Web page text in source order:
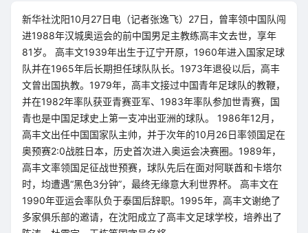
新华社沈阳10月27日电（记者张逸飞）27日，曾率领中国队闯
进1988年汉城奥运会的前中国男足主教练高丰文去世，享年
81岁。 高丰文1939年出生于辽宁开原，1960年进入国家足球
队并在1965年后长期担任球队队长。1973年退役以后，高丰
文曾出国执教。1979年，高丰文接过中国青年足球队的教鞭，
并在1982年率队获亚青赛亚军、1983年率队参加世青赛，国
青也是中国足球史上第一支冲出亚洲的球队。 1986年12月，
高丰文出任中国国家队主帅，并于次年的10月26日率领国足在
奥预赛2:0战胜日本，历史首次进入奥运会决赛圈。1989年，
高丰文率领国足征战世预赛，球队先后在面对阿联酋和卡塔尔
时，均遭遇“黑色3分钟”，最终无缘意大利世界杯。 高丰文在
1990年亚运会率队负于泰国后辞职。1995年，高丰文谢绝了
多家俱乐部的邀请，在沈阳成立了高丰文足球学校，培养出了